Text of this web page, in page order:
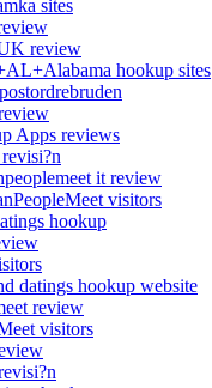
sites
review
hookup sites
Apps reviews
it review
visitors
hookup
datings hookup website
review
visitors